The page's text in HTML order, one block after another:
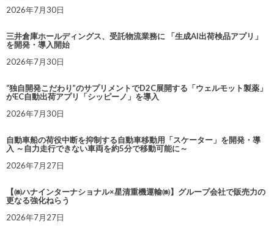
2026年7月30日
三井倉庫ホールディングス、受託物流業務に 「生成AI出荷検品アプリ」
を開発・導入開始
2026年7月30日
“独自開発こだわり”のサプリメントでD2C展開する「ウェルモット製薬」
がEC自動出荷アプリ「シッピーノ」を導入
2026年7月30日
自動車船の荷役中断を抑制する自動車移動用「スケーター」を開発・導
入 ～自力走行できない車両を約5分で移動可能に～
2026年7月27日
【㈱ハナインターナショナル×星清重機運輸㈱】グループ会社で販売力の
更なる強化ねらう
2026年7月27日